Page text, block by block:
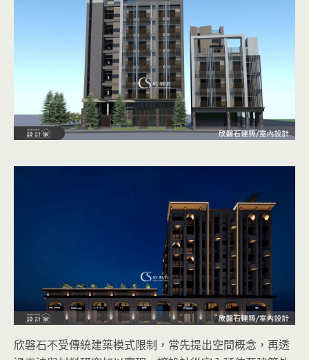
欣磐石不受傳統建築模式限制，常先提出空間概念，再透